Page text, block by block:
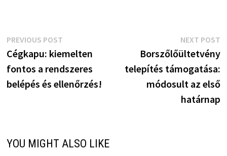
Bejegyzés
navigáció
PREVIOUS POSTPrevious
post:
Cégkapu: kiemelten
fontos a rendszeres
belépés és ellenőrzés!
NEXT POST
Borszőlőültetvény
telepítés támogatása:
módosult az első
határnap
YOU MIGHT ALSO LIKE